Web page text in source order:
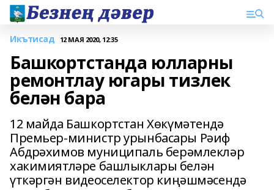
Икътисад 12 МАЯ 2020, 12:35
Башкортстанда юлларны
ремонтлау югары тизлек
белән бара
12 майда Башкортстан Хөкүмәтендә
Премьер-министр урынбасары Рәиф
Абдрәхимов муниципаль берәмлекләр
хакимиятләре башлыклары белән
үткәргән видеоселектор киңәшмәсендә